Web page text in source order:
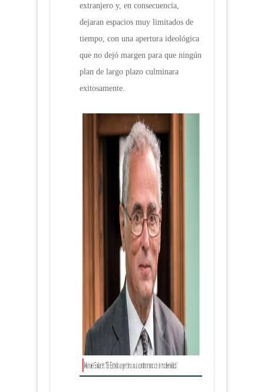
extranjero y, en consecuencia,
dejaran espacios muy limitados de
tiempo, con una apertura ideológica
que no dejó margen para que ningún
plan de largo plazo culminara
exitosamente.